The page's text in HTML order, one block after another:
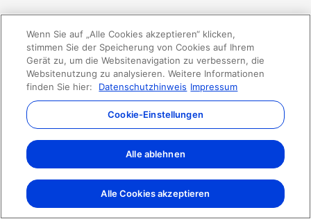
Wenn Sie auf „Alle Cookies akzeptieren“ klicken,
stimmen Sie der Speicherung von Cookies auf Ihrem
Gerät zu, um die Websitenavigation zu verbessern, die
Websitenutzung zu analysieren. Weitere Informationen
finden Sie hier:
Datenschutzhinweis Impressum
Cookie-Einstellungen
Alle ablehnen
Alle Cookies akzeptieren